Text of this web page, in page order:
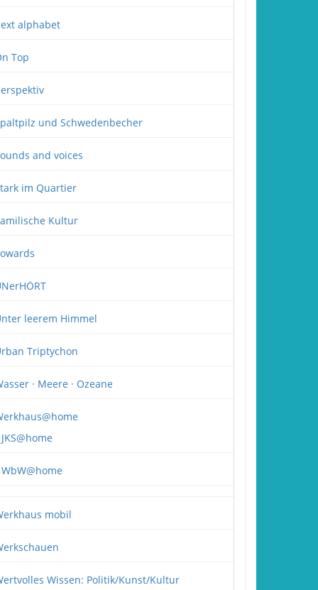
alphabet
Top
und Schwedenbecher
and voices
im Quartier
Kultur
leerem Himmel
Triptychon
· Meere · Ozeane
JKS@home
WbW@home
mobil
Wissen: Politik/Kunst/Kultur